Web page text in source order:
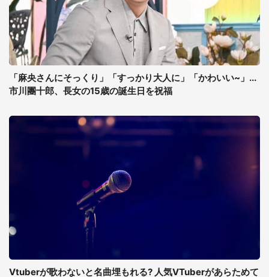
「麻央さんにそっくり」「すっかり大人に」「かわいい~」...
市川團十郎、長女の15歳の誕生日を祝福
Vtuberが歌わないと名曲埋もれる? 人気VTuberがあらためて